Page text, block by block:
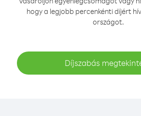
hogy a legjobb percenkénti díjért
országot.
Díjszabás